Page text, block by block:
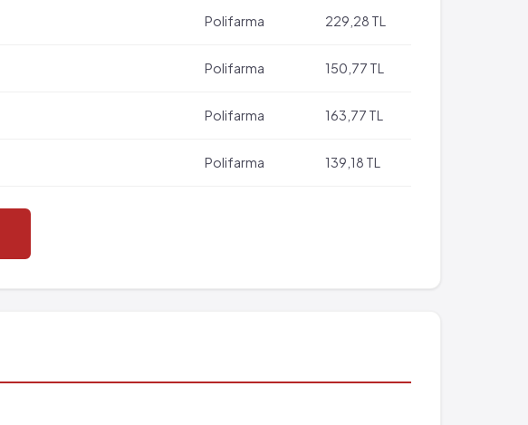
Polifarma 229,28 TL
Polifarma 150,77 TL
Polifarma 163,77 TL
Polifarma 139,18 TL